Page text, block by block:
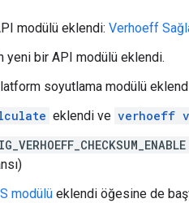
modülü eklendi: Verhoeff
yeni bir API modülü eklendi.
soyutlama modülü
eklendi ve verhoeff
modülü eklendi öğesine de